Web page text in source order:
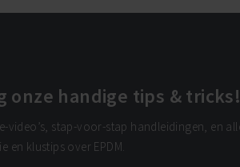
onze handige tips & tricks!
video’s, stap-voor-stap handleidingen, en
en klustips over EPDM.